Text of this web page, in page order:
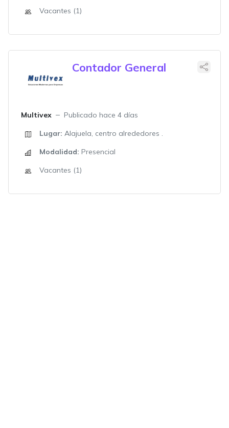
Vacantes (1)
Contador General
Multivex
Publicado hace 4 días
Lugar: Alajuela, centro alrededores .
Modalidad: Presencial
Vacantes (1)